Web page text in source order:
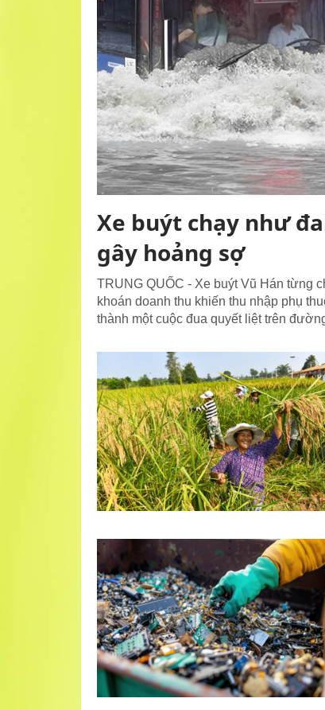
Xe buýt chạy như
gây hoảng sợ
TRUNG QUỐC - Xe buýt Vũ Hán từng
khoán doanh thu khiến thu nhập phụ
thành một cuộc đua quyết liệt trên